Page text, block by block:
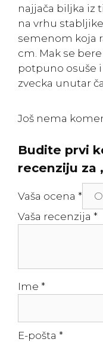
najjača biljka iz
na vrhu
semenom koja
cm. Mak se
potpuno osuše
zvecka unutar
Još nema
Budite prvi
recenziju za
Vaša ocena *
Vaša recenzija *
Ime *
E-pošta *